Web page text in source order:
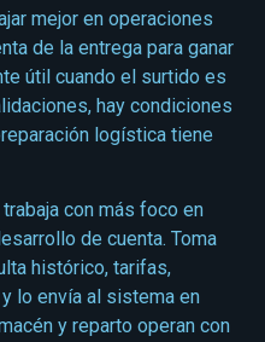
mejor en operaciones
de la entrega para ganar
útil cuando el surtido es
hay condiciones
logística tiene
con más foco en
de cuenta. Toma
histórico, tarifas,
lo envía al sistema en
y reparto operan con